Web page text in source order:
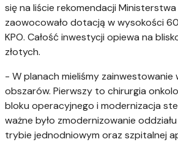
się na liście rekomendacji
zaowocowało dotacją w wysokości
KPO. Całość inwestycji opiewa na
złotych.
- W planach mieliśmy zainwestowanie
obszarów. Pierwszy to chirurgia
bloku operacyjnego i modernizacja
ważne było zmodernizowanie
trybie jednodniowym oraz szpitalnej